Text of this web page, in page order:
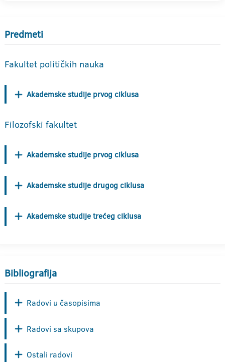
Predmeti
Fakultet političkih nauka
Akademske studije prvog ciklusa
Filozofski fakultet
Akademske studije prvog ciklusa
Akademske studije drugog ciklusa
Akademske studije trećeg ciklusa
Bibliografija
Radovi u časopisima
Radovi sa skupova
Ostali radovi